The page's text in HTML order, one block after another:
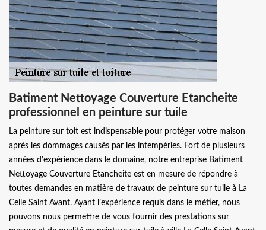
Batiment Nettoyage Couverture Etancheite
professionnel en peinture sur tuile
La peinture sur toit est indispensable pour protéger votre maison
après les dommages causés par les intempéries. Fort de plusieurs
années d’expérience dans le domaine, notre entreprise Batiment
Nettoyage Couverture Etancheite est en mesure de répondre à
toutes demandes en matière de travaux de peinture sur tuile à La
Celle Saint Avant. Ayant l’expérience requis dans le métier, nous
pouvons nous permettre de vous fournir des prestations sur